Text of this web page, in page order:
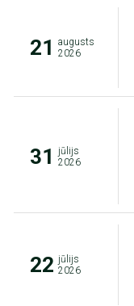
21
augusts
2026
31
jūlijs
2026
22 jūlijs
2026